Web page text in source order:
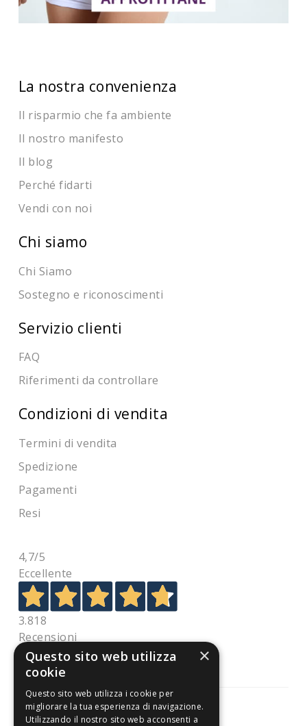
La nostra convenienza
Il risparmio che fa ambiente
Il nostro manifesto
Il blog
Perché fidarti
Vendi con noi
Chi siamo
Chi Siamo
Sostegno e riconoscimenti
Servizio clienti
FAQ
Riferimenti da controllare
Condizioni di vendita
Termini di vendita
Spedizione
Pagamenti
Resi
4,7/5
Eccellente
3.818
Recensioni
×
Questo sito web utilizza
cookie
Questo sito web utilizza i cookie per
migliorare la tua esperienza di navigazione.
Utilizzando il nostro sito web acconsenti a